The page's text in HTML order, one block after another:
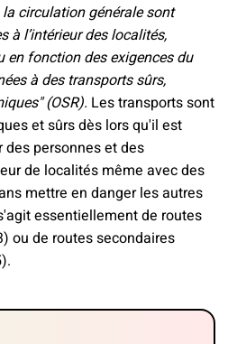
circulation générale sont
à l’intérieur des localités,
en fonction des exigences du
à des transports sûrs,
(OSR). Les transports sont
et sûrs dès lors qu'il est
personnes et des
de localités même avec des
mettre en danger les autres
essentiellement de routes
ou de routes secondaires